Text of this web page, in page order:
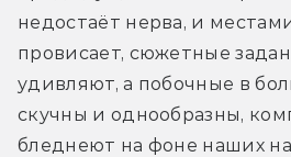
недостаёт нерва, и
провисает, сюжетные
удивляют, а побочные в
скучны и однообразны,
бледнеют на фоне наших